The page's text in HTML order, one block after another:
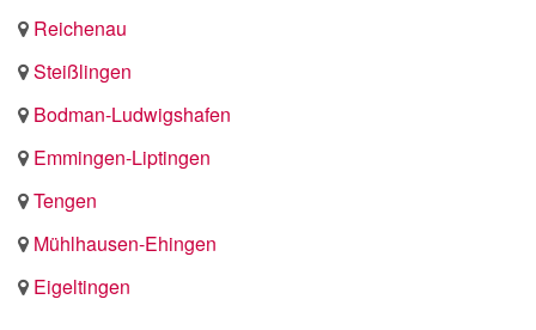
Reichenau
Steißlingen
Bodman-Ludwigshafen
Emmingen-Liptingen
Tengen
Mühlhausen-Ehingen
Eigeltingen